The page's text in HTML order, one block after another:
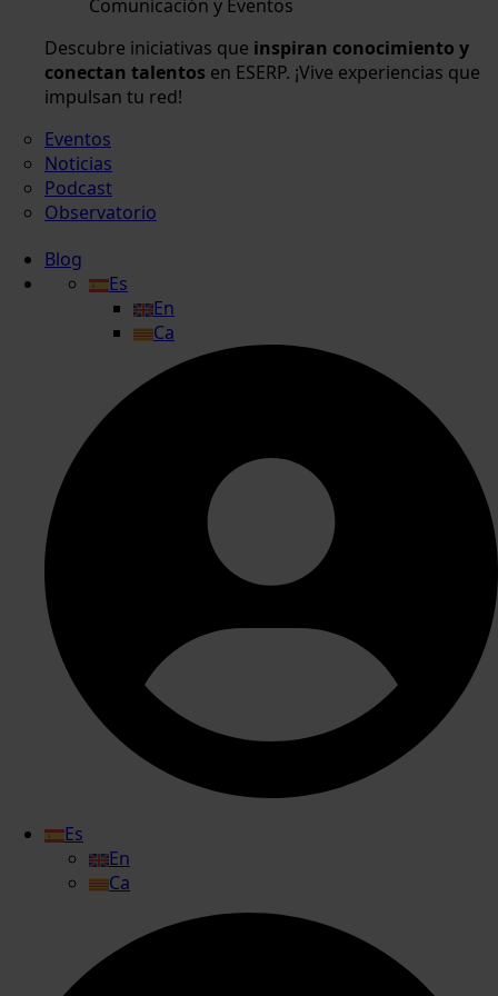
Comunicación y Eventos
Descubre iniciativas que inspiran conocimiento y
conectan talentos en ESERP. ¡Vive experiencias que
impulsan tu red!
Eventos
Noticias
Podcast
Observatorio
Blog
Es
En
Ca
Es
En
Ca